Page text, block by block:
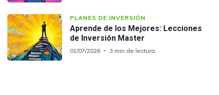
PLANES DE INVERSIÓN
Aprende de los Mejores: Lecciones
de Inversión Master
01/07/2026 3 min de lectura